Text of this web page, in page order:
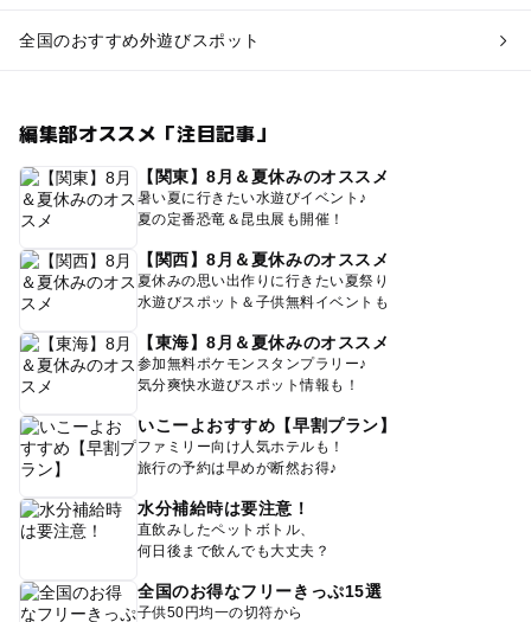
全国のおすすめ外遊びスポット
編集部オススメ「注目記事」
【関東】8月＆夏休みのオススメ
暑い夏に行きたい水遊びイベント♪
夏の定番恐竜＆昆虫展も開催！
【関西】8月＆夏休みのオススメ
夏休みの思い出作りに行きたい夏祭り
水遊びスポット＆子供無料イベントも
【東海】8月＆夏休みのオススメ
参加無料ポケモンスタンプラリー♪
気分爽快水遊びスポット情報も！
いこーよおすすめ【早割プラン】
ファミリー向け人気ホテルも！
旅行の予約は早めが断然お得♪
水分補給時は要注意！
直飲みしたペットボトル、
何日後まで飲んでも大丈夫？
全国のお得なフリーきっぷ15選
子供50円均一の切符から